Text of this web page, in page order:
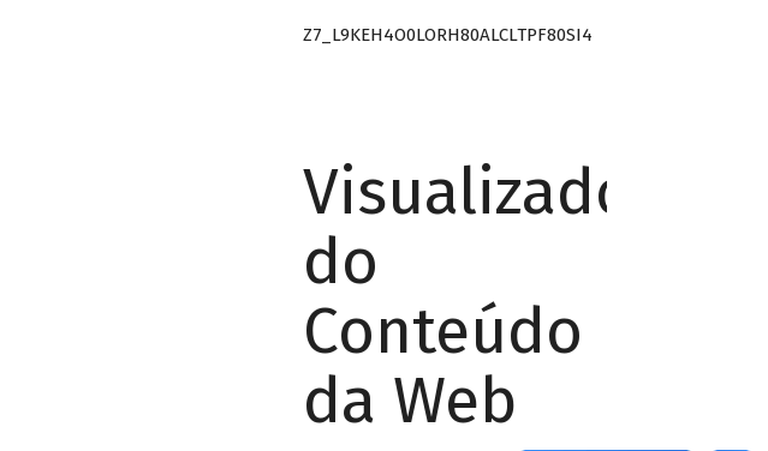
Z7_L9KEH4O0LORH80ALCLTPF80SI4
Visualizador
do
Conteúdo
da Web